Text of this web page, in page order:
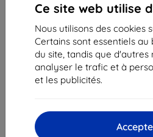
Ce site web utilise
Nous utilisons des cookies
Certains sont essentiels
du site, tandis que d'autres
analyser le trafic et à
et les publicités.
22,90 €